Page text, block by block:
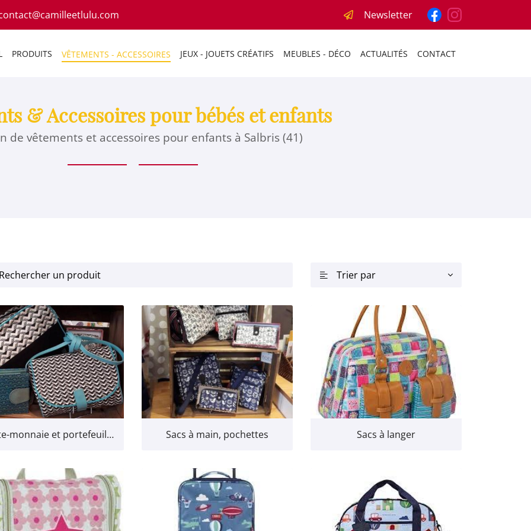
Newsletter
PRODUITS VÊTEMENTS - ACCESSOIRES JEUX - JOUETS CRÉATIFS MEUBLES - DÉCO ACTUALITÉS CONTACT
à
en
& Accessoires pour bébés et enfants
de vêtements et accessoires pour enfants à Salbris (41)
 Trier par
Porte-monnaie et portefeuilles Sacs à main, pochettes Sacs à langer